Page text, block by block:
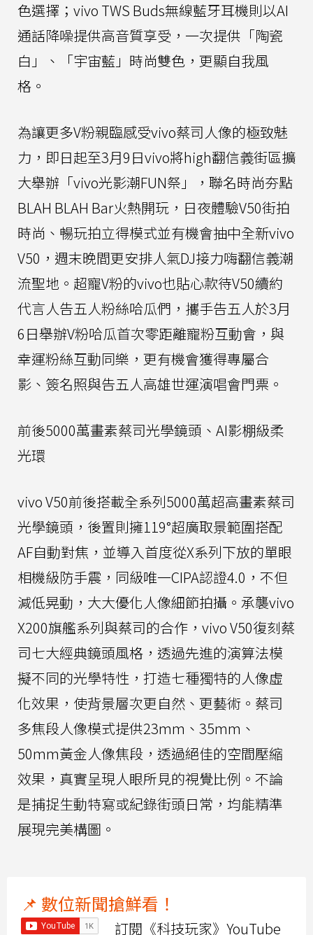
色選擇；vivo TWS Buds無線藍牙耳機則以AI
通話降噪提供高音質享受，一次提供「陶瓷
白」、「宇宙藍」時尚雙色，更顯自我風
格。
為讓更多V粉親臨感受vivo蔡司人像的極致魅
力，即日起至3月9日vivo將high翻信義街區擴
大舉辦「vivo光影潮FUN祭」，聯名時尚夯點
BLAH BLAH Bar火熱開玩，日夜體驗V50街拍
時尚、暢玩拍立得模式並有機會抽中全新vivo
V50，週末晚間更安排人氣DJ接力嗨翻信義潮
流聖地。超寵V粉的vivo也貼心款待V50續約
代言人告五人粉絲哈瓜們，攜手告五人於3月
6日舉辦V粉哈瓜首次零距離寵粉互動會，與
幸運粉絲互動同樂，更有機會獲得專屬合
影、簽名照與告五人高雄世運演唱會門票。
前後5000萬畫素蔡司光學鏡頭、AI影棚級柔
光環
vivo V50前後搭載全系列5000萬超高畫素蔡司
光學鏡頭，後置則擁119°超廣取景範圍搭配
AF自動對焦，並導入首度從X系列下放的單眼
相機級防手震，同級唯一CIPA認證4.0，不但
減低晃動，大大優化人像細節拍攝。承襲vivo
X200旗艦系列與蔡司的合作，vivo V50復刻蔡
司七大經典鏡頭風格，透過先進的演算法模
擬不同的光學特性，打造七種獨特的人像虛
化效果，使背景層次更自然、更藝術。蔡司
多焦段人像模式提供23mm、35mm、
50mm黃金人像焦段，透過絕佳的空間壓縮
效果，真實呈現人眼所見的視覺比例。不論
是捕捉生動特寫或紀錄街頭日常，均能精準
展現完美構圖。
📌 數位新聞搶鮮看！
訂閱《科技玩家》YouTube